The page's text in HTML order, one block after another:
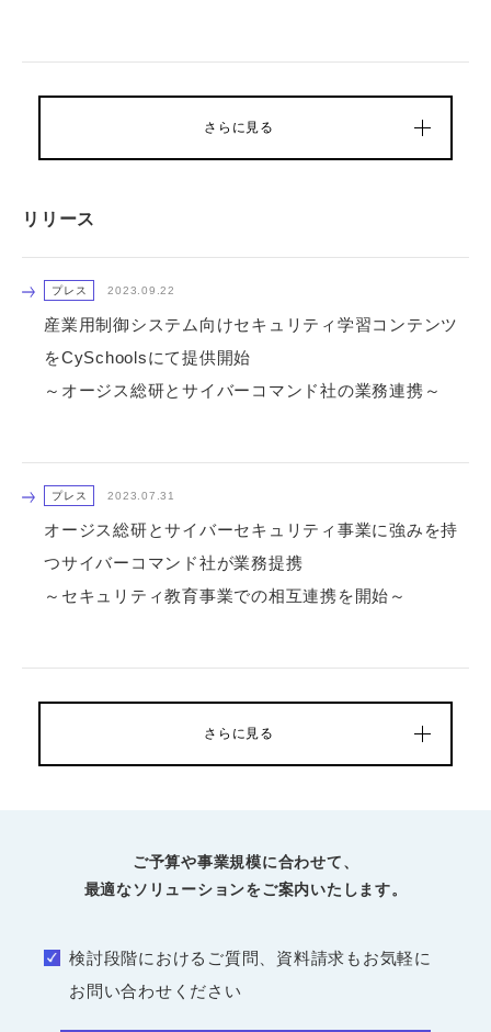
さらに見る
リリース
プレス 2023.09.22
産業用制御システム向けセキュリティ学習コンテンツ
をCySchoolsにて提供開始
～オージス総研とサイバーコマンド社の業務連携～
プレス 2023.07.31
オージス総研とサイバーセキュリティ事業に強みを持
つサイバーコマンド社が業務提携
～セキュリティ教育事業での相互連携を開始～
さらに見る
ご予算や事業規模に合わせて、
最適なソリューションをご案内いたします。
検討段階におけるご質問、資料請求もお気軽に
お問い合わせください